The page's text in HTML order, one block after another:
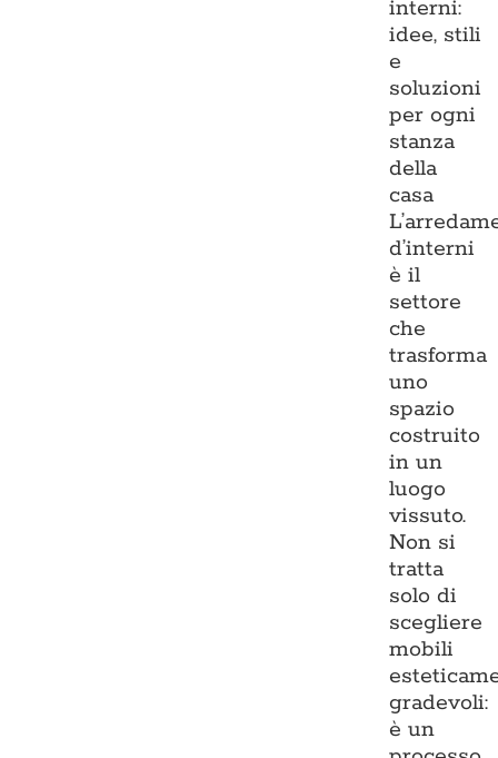
interni:
idee, stili
e
soluzioni
per ogni
stanza
della
casa
d’interni
è il
settore
che
trasforma
uno
spazio
costruito
in un
luogo
vissuto.
Non si
tratta
solo di
scegliere
mobili
gradevoli:
è un